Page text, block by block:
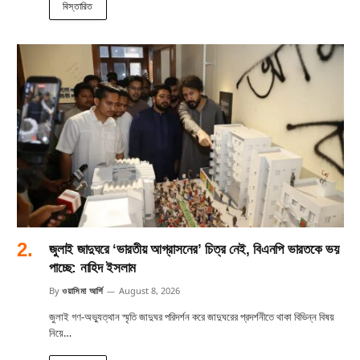
বিস্তারিত
জুলাই জাদুঘরে ‘ভারতীয় আগ্রাসনের’ চিত্র নেই, বিএনপি ভারতকে ভয়
পাচ্ছে: নাহিদ ইসলাম
By ওয়াসিমা আর্শি August 8, 2026
জুলাই গণ-অভ্যুত্থান স্মৃতি জাদুঘর পরিদর্শন করে জাদুঘরের প্রদর্শনীতে থাকা বিভিন্ন বিষয়
নিয়ে…